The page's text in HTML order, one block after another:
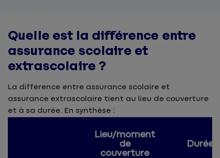
Quelle est la différence entre
assurance scolaire et
extrascolaire ?
La différence entre assurance scolaire et
assurance extrascolaire tient au lieu de couverture
et à sa durée. En synthèse :
Lieu/moment
de
couverture
Durée